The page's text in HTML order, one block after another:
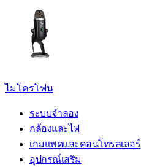
ไมโครโฟน
ระบบจำลอง
กล้องและไฟ
เกมแพดและคอนโทรลเลอร์
อุปกรณ์เสริม